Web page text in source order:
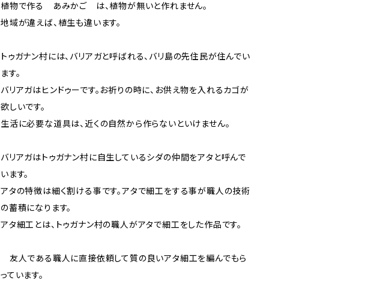
植物で作る あみかご は、植物が無いと作れません。
地域が違えば、植生も違います。
トゥガナン村には、バリアガと呼ばれる、バリ島の先住民が住んでい
ます。
バリアガはヒンドゥーです。お祈りの時に、お供え物を入れるカゴが
欲しいです。
生活に必要な道具は、近くの自然から作らないといけません。
バリアガはトゥガナン村に自生しているシダの仲間をアタと呼んで
います。
アタの特徴は細く割ける事です。アタで細工をする事が職人の技術
の蓄積になります。
アタ細工とは、トゥガナン村の職人がアタで細工をした作品です。
友人である職人に直接依頼して質の良いアタ細工を編んでもら
っています。